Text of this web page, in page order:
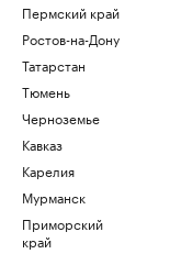
Пермский край
Ростов-на-Дону
Татарстан
Тюмень
Черноземье
Кавказ
Карелия
Мурманск
Приморский
край